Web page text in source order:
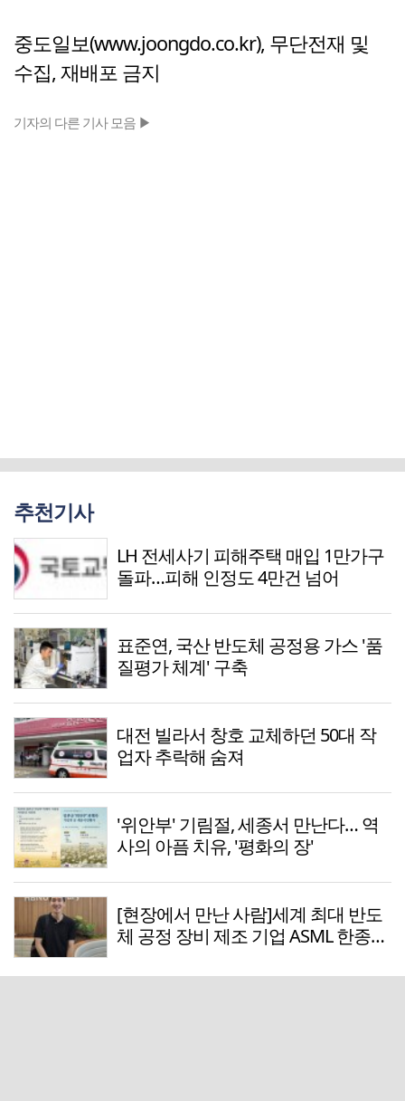
중도일보(www.joongdo.co.kr), 무단전재 및
수집, 재배포 금지
기자의 다른 기사 모음 ▶
추천기사
LH 전세사기 피해주택 매입 1만가구
돌파…피해 인정도 4만건 넘어
표준연, 국산 반도체 공정용 가스 '품
질평가 체계' 구축
대전 빌라서 창호 교체하던 50대 작
업자 추락해 숨져
'위안부' 기림절, 세종서 만난다… 역
사의 아픔 치유, '평화의 장'
[현장에서 만난 사람]세계 최대 반도
체 공정 장비 제조 기업 ASML 한종호